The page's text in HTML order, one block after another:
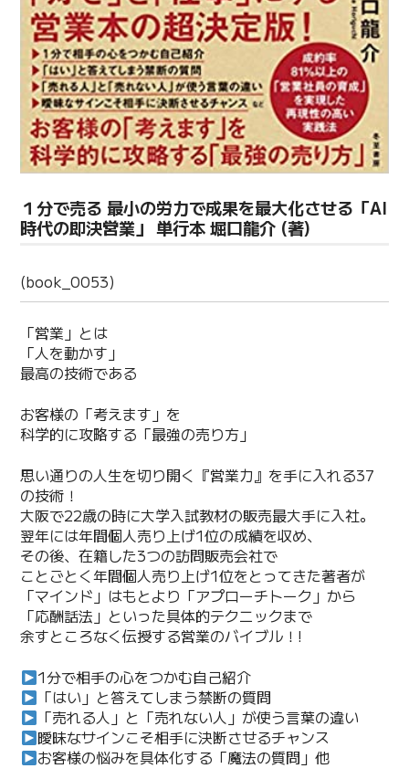
１分で売る 最小の労力で成果を最大化させる「AI
時代の即決営業」 単行本 堀口龍介 (著)
(book_0053)
「営業」とは
「人を動かす」
最高の技術である
お客様の「考えます」を
科学的に攻略する「最強の売り方」
思い通りの人生を切り開く『営業力』を手に入れる37
の技術！
大阪で22歳の時に大学入試教材の販売最大手に入社。
翌年には年間個人売り上げ1位の成績を収め、
その後、在籍した3つの訪問販売会社で
ことごとく年間個人売り上げ1位をとってきた著者が
「マインド」はもとより「アプローチトーク」から
「応酬話法」といった具体的テクニックまで
余すところなく伝授する営業のバイブル！!
1分で相手の心をつかむ自己紹介
「はい」と答えてしまう禁断の質問
「売れる人」と「売れない人」が使う言葉の違い
曖昧なサインこそ相手に決断させるチャンス
お客様の悩みを具体化する「魔法の質問」他